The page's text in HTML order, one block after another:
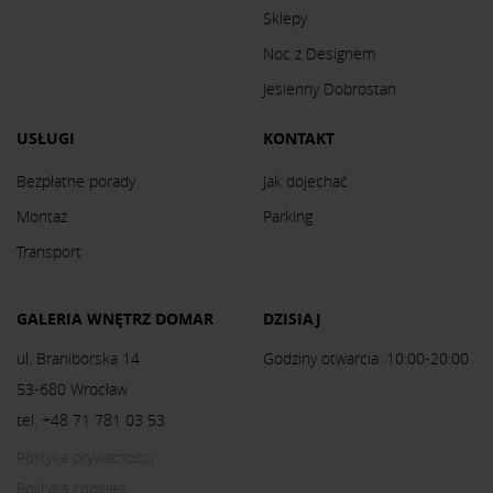
Sklepy
Noc z Designem
Jesienny Dobrostan
USŁUGI
Bezpłatne porady
Montaż
Transport
KONTAKT
Jak dojechać
Parking
GALERIA WNĘTRZ DOMAR
ul. Braniborska 14
53-680 Wrocław
tel. +48 71 781 03 53
DZISIAJ
Godziny otwarcia: 10:00-20:00